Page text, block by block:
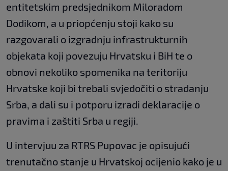
entitetskim predsjednikom Miloradom
Dodikom, a u priopćenju stoji kako su
razgovarali o izgradnju infrastrukturnih
objekata koji povezuju Hrvatsku i BiH te o
obnovi nekoliko spomenika na teritoriju
Hrvatske koji bi trebali svjedočiti o stradanju
Srba, a dali su i potporu izradi deklaracije o
pravima i zaštiti Srba u regiji.
U intervjuu za RTRS Pupovac je opisujući
trenutačno stanje u Hrvatskoj ocijenio kako je u